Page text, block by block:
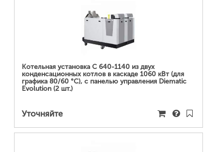
ПОДРОБНЕЕ...
Котельная установка C 640-1140 из двух
конденсационных котлов в каскаде 1060 кВт (для
графика 80/60 °С), с панелью управления Diematic
Evolution (2 шт.)
Уточняйте